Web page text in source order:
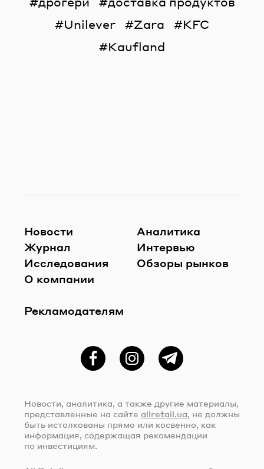
Unilever
Zara
KFC
Kaufland
Новости
Журнал
Исследования
О компании
Рекламодателям
Аналитика
Интервью
Обзоры рынков
ФейсбукInstagramTelegram
Новости, аналитика, а также другие материалы,
представленные на сайте allretail.ua, не должны
быть истолкованы прямо или косвенно, как
информация, содержащая рекомендации
по инвестициям.